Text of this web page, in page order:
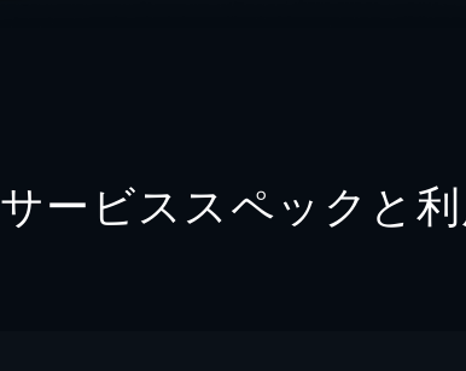
サービススペックと